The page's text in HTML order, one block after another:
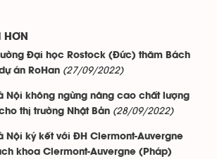
HƠN
Đại học Rostock (Đức) thăm Bách
án RoHan (27/09/2022)
Nội không ngừng nâng cao chất lượng
thị trường Nhật Bản (28/09/2022)
Nội ký kết với ĐH Clermont-Auvergne
khoa Clermont-Auvergne (Pháp)